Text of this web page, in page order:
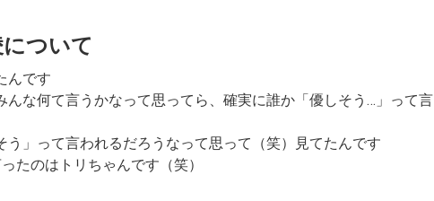
ついて
んです
な何て言うかなって思ってら、確実に誰か 「優しそう…」 って言
う」 って言われるだろうなって思って（笑）見てたんです
たのはトリちゃんです（笑）